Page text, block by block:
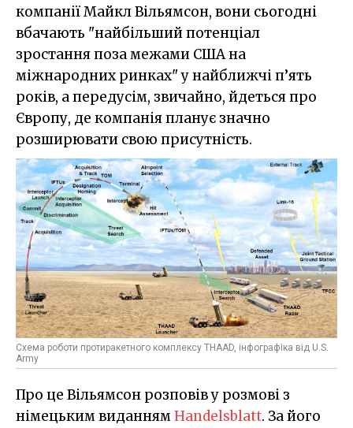
компанії Майкл Вільямсон, вони сьогодні
вбачають "найбільший потенціал
зростання поза межами США на
міжнародних ринках" у найближчі п’ять
років, а передусім, звичайно, йдеться про
Європу, де компанія планує значно
розширювати свою присутність.
Схема роботи протиракетного комплексу THAAD, інфографіка від U.S.
Army
Про це Вільямсон розповів у розмові з
німецьким виданнямHandelsblatt. За його